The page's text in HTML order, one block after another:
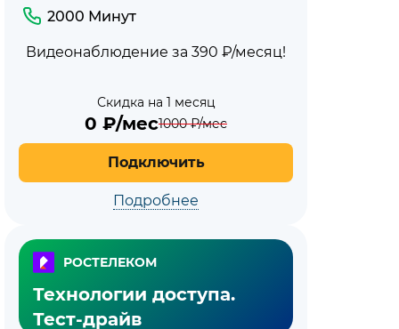
2000 Минут
Видеонаблюдение за 390 ₽/месяц!
Скидка на 1 месяц
0 ₽/мес1000₽/мес
Подключить
Подробнее
РОСТЕЛЕКОМ
Технологии доступа.
Тест-драйв